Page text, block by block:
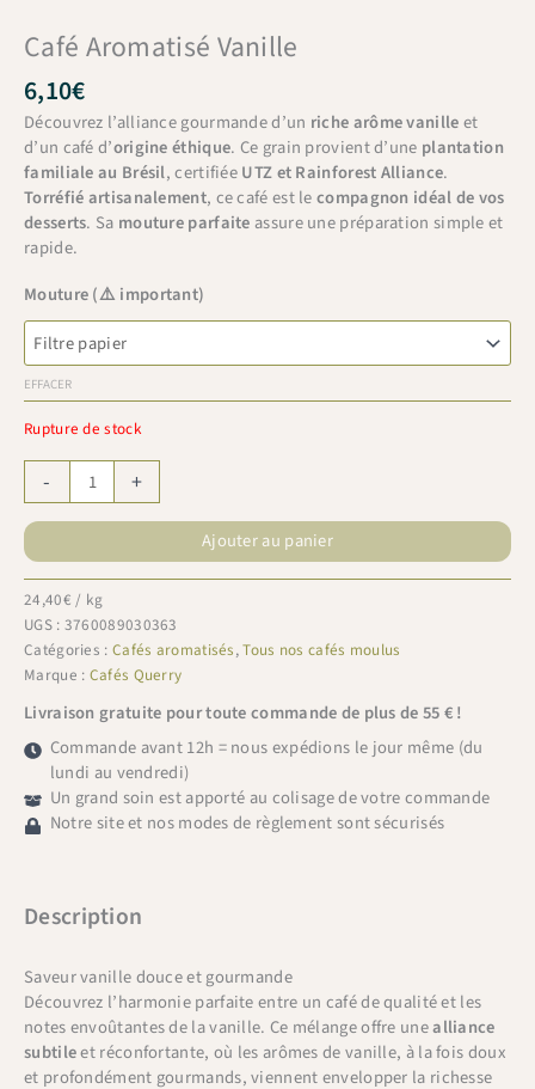
Café Aromatisé Vanille
6,10€
Découvrez l’alliance gourmande d’un riche arôme vanilleet
d’un café d’origine éthique. Ce grain provient d’une plantation
familiale au Brésil, certifiéeUTZ et Rainforest Alliance.
Torréfié artisanalement, ce café est lecompagnon idéal de vos
desserts. Sa mouture parfaiteassure une préparation simple et
rapide.
Mouture (⚠️ important)
EFFACER
Rupture de stock
-
de
Café
Aromatisé
Vanille
+
Ajouter au panier
24,40€ / kg
UGS : 3760089030363
Catégories : Cafés aromatisés,Tous nos cafés moulus
Marque : Cafés Querry
Livraison gratuite pour toute commande de plus de 55 € !
Commande avant 12h = nous expédions le jour même (du
lundi au vendredi)
Un grand soin est apporté au colisage de votre commande
Notre site et nos modes de règlement sont sécurisés
Description
Saveur vanille douce et gourmande
Découvrez l’harmonie parfaite entre un café de qualité et les
notes envoûtantes de la vanille. Ce mélange offre unealliance
subtileet réconfortante, où les arômes de vanille, à la fois doux
et profondément gourmands, viennent envelopper la richesse